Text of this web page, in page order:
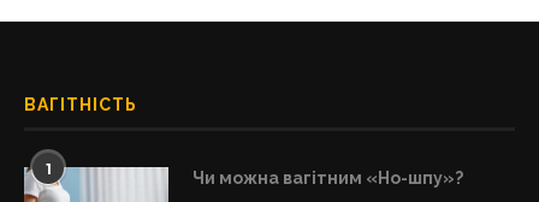
ВАГІТНІСТЬ
1 Чи можна вагітним «Но-шпу»?